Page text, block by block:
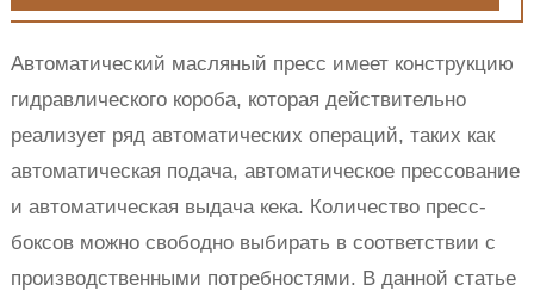
Автоматический масляный пресс имеет конструкцию
гидравлического короба, которая действительно
реализует ряд автоматических операций, таких как
автоматическая подача, автоматическое прессование
и автоматическая выдача кека. Количество пресс-
боксов можно свободно выбирать в соответствии с
производственными потребностями. В данной статье